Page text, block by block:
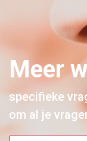
Meer
specifieke
om al je